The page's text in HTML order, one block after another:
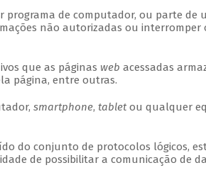
programa de computador, ou parte
não autorizadas ou
que as páginas web acessadas
página, entre outras.
smartphone, tabletou qualquer
do conjunto de protocolos lógicos,
de possibilitar a comunicação de